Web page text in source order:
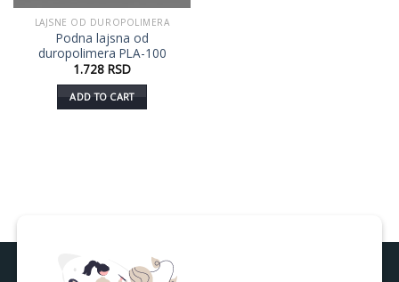
LAJSNE OD DUROPOLIMERA
Podna lajsna od
duropolimera PLA-100
1.728 RSD
ADD TO CART